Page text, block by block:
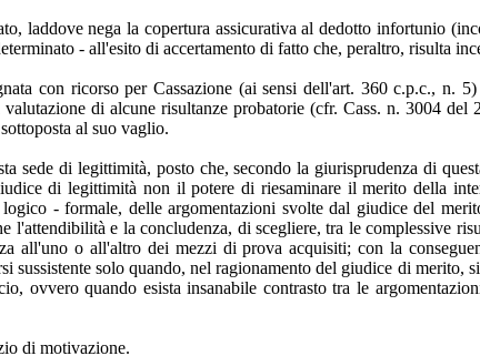
laddove nega la copertura assicurativa al dedotto infortunio
- all'esito di accertamento di fatto che, peraltro, risulta
con ricorso per Cassazione (ai sensi dell'art. 360 c.p.c., n.
di alcune risultanze probatorie (cfr. Cass. n. 3004
al suo vaglio.
sede di legittimità, posto che, secondo la giurisprudenza di
di legittimità non il potere di riesaminare il merito della
- formale, delle argomentazioni svolte dal giudice del
e la concludenza, di scegliere, tra le complessive
all'uno o all'altro dei mezzi di prova acquisiti; con la
sussistente solo quando, nel ragionamento del giudice di
ovvero quando esista insanabile contrasto tra le
di motivazione.